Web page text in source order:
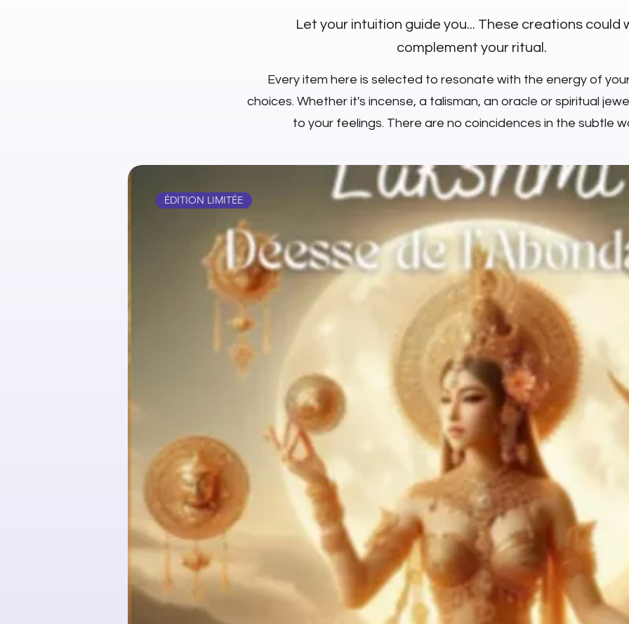
Let your intuition guide you... These creations could
complement your ritual.
Every item here is selected to resonate with the energy of
choices. Whether it's incense, a talisman, an oracle or spiritual
to your feelings. There are no coincidences in the subtle
ÉDITION LIMITÉE